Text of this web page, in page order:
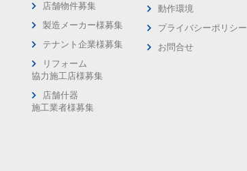
店舗物件募集
製造メーカー様募集
テナント企業様募集
リフォーム
協力施工店様募集
店舗什器
施工業者様募集
動作環境
プライバシーポリシー
お問合せ